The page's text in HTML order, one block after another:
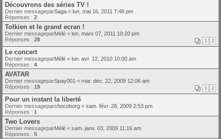
Découvrons des séries TV !
Dernier messageparSaga « lun. mai 16, 2011 7:48 pm
Réponses : 2
Tolkien et le grand ecran !
Dernier messageparMélé « lun. mars 07, 2011 10:20 pm
Réponses : 28 1 2
Le concert
Dernier messageparMélé « lun. avr. 12, 2010 10:00 am
Réponses : 4
AVATAR
Dernier messageparSpay001 « mar. déc. 22, 2009 12:06 am
Réponses : 19 1 2
Pour un instant la liberté
Dernier messageparchocoborg « sam. févr. 28, 2009 2:53 pm
Réponses : 1
Two Lovers
Dernier messageparMélé « sam. janv. 03, 2009 11:16 am
Réponses : 5